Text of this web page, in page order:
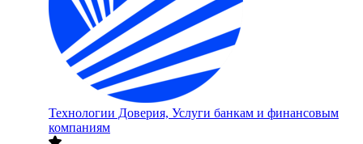
Технологии Доверия, Услуги банкам и финансовым
компаниям